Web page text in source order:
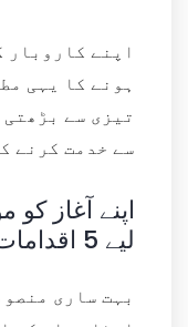
اپنے کاروبار
ہونے کا یہی
تیزی سے
سے خدمت کرنے
اپنے آغاز
لیے 5 اقدامات
بہت ساری